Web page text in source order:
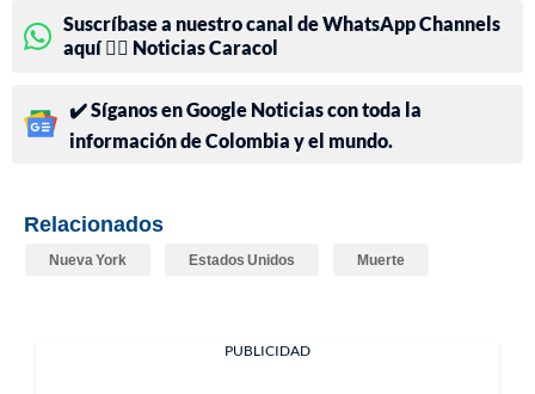
Suscríbase a nuestro canal de WhatsApp Channels
aquí 👉🏻 Noticias Caracol
✔️ Síganos en Google Noticias con toda la
información de Colombia y el mundo.
Relacionados
Nueva York Estados Unidos Muerte
PUBLICIDAD